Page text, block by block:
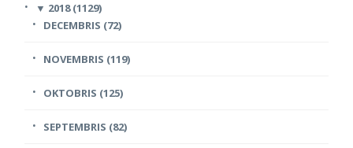
▼ 2018 (1129)
DECEMBRIS (72)
NOVEMBRIS (119)
OKTOBRIS (125)
SEPTEMBRIS (82)